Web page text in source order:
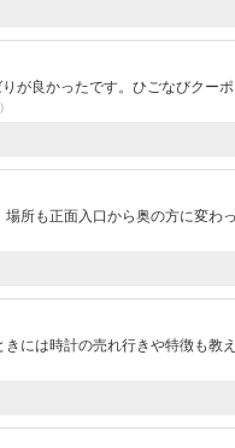
が良かったです。ひごなびクー
所も正面入口から奥の方に変わ
には時計の売れ行きや特徴も教